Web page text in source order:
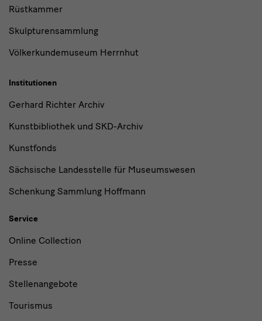
Rüstkammer
Skulpturensammlung
Völkerkundemuseum Herrnhut
Institutionen
Gerhard Richter Archiv
Kunstbibliothek und SKD-Archiv
Kunstfonds
Sächsische Landesstelle für Museumswesen
Schenkung Sammlung Hoffmann
Service
Online Collection
Presse
Stellenangebote
Tourismus